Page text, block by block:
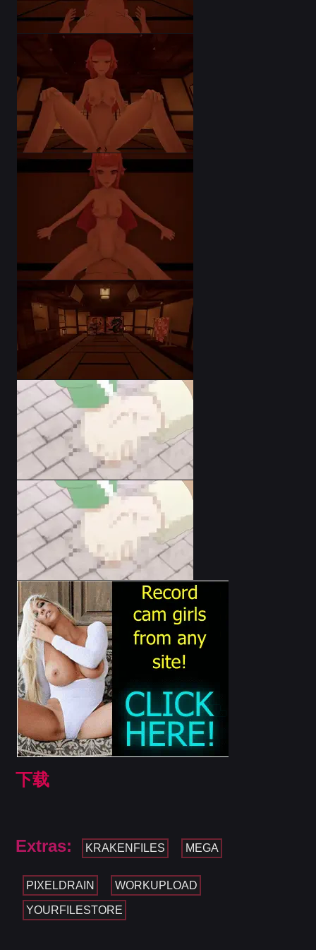
下载
Extras: KRAKENFILES MEGA
PIXELDRAIN WORKUPLOAD
YOURFILESTORE